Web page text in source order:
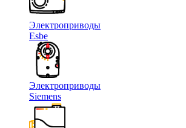
Электроприводы
Esbe
Электроприводы
Siemens